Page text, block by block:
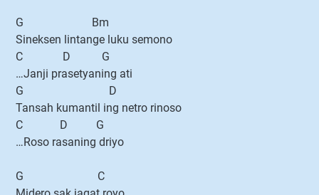
G Bm
Sineksen lintange luku semono
C D G
…Janji prasetyaning ati
G D
Tansah kumantil ing netro rinoso
C D G
…Roso rasaning driyo
G C